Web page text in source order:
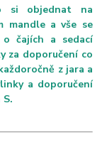
si objednat na
mandle a vše se
čajích a sedací
za doporučení co
z jara a
a doporučení